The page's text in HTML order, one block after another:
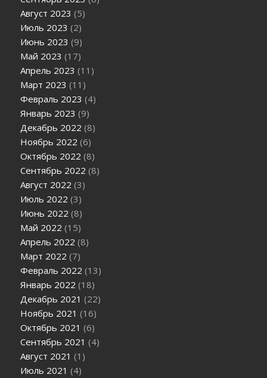
Август 2023 (5)
Июль 2023 (2)
Июнь 2023 (9)
Май 2023 (17)
Апрель 2023 (11)
Март 2023 (11)
Февраль 2023 (4)
Январь 2023 (9)
Декабрь 2022 (8)
Ноябрь 2022 (6)
Октябрь 2022 (8)
Сентябрь 2022 (8)
Август 2022 (3)
Июль 2022 (3)
Июнь 2022 (8)
Май 2022 (15)
Апрель 2022 (8)
Март 2022 (7)
Февраль 2022 (13)
Январь 2022 (18)
Декабрь 2021 (22)
Ноябрь 2021 (16)
Октябрь 2021 (6)
Сентябрь 2021 (4)
Август 2021 (1)
Июль 2021 (4)